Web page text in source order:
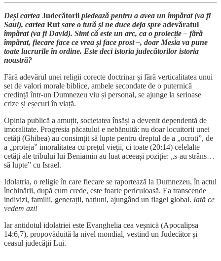
Deși cartea Judecătorii pledează pentru a avea un împărat (va fi
Saul), cartea Rut sare o tură și ne duce deja spre adevăratul
împărat (va fi David). Simt că este un arc, ca o proiecție – fără
împărat, fiecare face ce vrea și face prost –, doar Mesia va pune
toate lucrurile în ordine. Este deci istoria judecătorilor istoria
noastră?
Fără adevărul unei religii corecte doctrinar și fără verticalitatea unui
set de valori morale biblice, ambele secondate de o puternică
credință într-un Dumnezeu viu și personal, se ajunge la serioase
crize și eșecuri în viață.
Opinia publică a amuțit, societatea însăși a devenit dependentă de
imoralitate. Progresia păcatului e nebănuită: nu doar locuitorii unei
cetăți (Ghibea) au consimțit să lupte pentru dreptul de a „ocroti”, de
a „proteja” imoralitatea cu prețul vieții, ci toate (20:14) celelalte
cetăți ale tribului lui Beniamin au luat aceeași poziție: „s-au strâns…
să lupte” cu Israel.
Idolatria, o religie în care fiecare se raportează la Dumnezeu, în actul
închinării, după cum crede, este foarte periculoasă. Ea transcende
indivizi, familii, generații, națiuni, ajungând un flagel global. Iată ce
vedem azi!
Iar antidotul idolatriei este Evanghelia cea veșnică (Apocalipsa
14:6,7), propovăduită la nivel mondial, vestind un Judecător și
ceasul judecății Lui.